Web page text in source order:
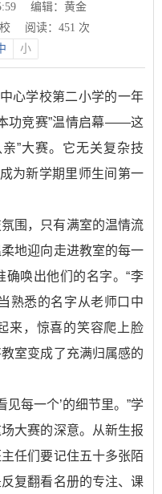
编辑：黄金
阅读： 451 次
小
心学校第二小学的一年
功竞赛”温情启幕——这
”大赛。它无关复杂技
为新学期里师生间第一
围，只有满室的温情流
地迎向走进教室的每一
唤出他们的名字。“李
当熟悉的名字从老师口中
来，惊喜的笑容爬上脸
室变成了充满归属感的
见每一个’的细节里。”学
大赛的深意。从新生报
任们要记住五十多张陌
复翻看名册的专注、课